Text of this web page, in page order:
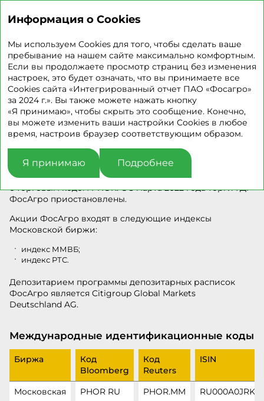
Динамика акций
Акции ПАО «ФосАгро» включены в котировальный
список первого уровня Московской биржи. Торговый
код — PHOR, международный код идентификации
ценных бумаг ISIN — RU000A0JRKT8, международный
код классификации финансовых инструментов (CFI) —
ESVXFR.
Глобальные депозитарные расписки (ГДР, одна акция
соответствует трем депозитарным распискам)
допущены к листингу на Лондонской фондовой бирже
с торговым кодом PHOR. С 3 марта 2022 года торги ГДР
ФосАгро приостановлены.
Акции ФосАгро входят в следующие индексы
Московской биржи:
индекс ММВБ;
индекс РТС.
Депозитарием программы депозитарных расписок
ФосАгро является Citigroup Global Markets
Deutschland AG.
Международные идентификационные коды
Биржа
Код
Bloomberg
Код
Reuters
ISIN
Московская PHOR RU PHOR.MM
RU000A0JRKT8
Информация о Cookies
Мы используем Cookies для того, чтобы сделать ваше
пребывание на нашем сайте максимально комфортным.
Если вы продолжаете просмотр страниц без изменения
настроек, это будет означать, что вы принимаете все
Cookies сайта «Интегрированный отчет ПАО «Фосагро»
за 2024 г.». Вы также можете нажать кнопку
«Я принимаю», чтобы скрыть это сообщение. Конечно,
вы можете изменить ваши настройки Cookies в любое
время, настроив браузер соответствующим образом.
Я принимаю Подробнее